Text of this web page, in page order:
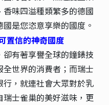
味四溢種類繁多的德國
是您恣意享樂的國度。
置信的神奇國度
有著享譽全球的鐘錶技
世界的消費者；而瑞士
，就連社會大眾對於乳
士雀巢的美好滋味，更